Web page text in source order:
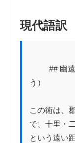
現代語訳
う）
この術は、
で、十里・
という遠い